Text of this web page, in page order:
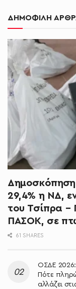
ΔΗΜΟΦΙΛΗ
Δημοσκόπηση
29,4% η ΝΔ,
του Τσίπρα –
ΠΑΣΟΚ, σε
61 SHARES
ΟΣΔΕ 2026:
Πότε
αλλάζει